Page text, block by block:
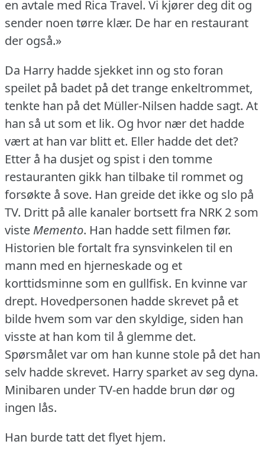
en avtale med Rica Travel. Vi kjører deg dit og
sender noen tørre klær. De har en restaurant
der også.»
Da Harry hadde sjekket inn og sto foran
speilet på badet på det trange enkeltrommet,
tenkte han på det Müller-Nilsen hadde sagt. At
han så ut som et lik. Og hvor nær det hadde
vært at han var blitt et. Eller hadde det det?
Etter å ha dusjet og spist i den tomme
restauranten gikk han tilbake til rommet og
forsøkte å sove. Han greide det ikke og slo på
TV. Dritt på alle kanaler bortsett fra NRK 2 som
viste Memento. Han hadde sett filmen før.
Historien ble fortalt fra synsvinkelen til en
mann med en hjerneskade og et
korttidsminne som en gullfisk. En kvinne var
drept. Hovedpersonen hadde skrevet på et
bilde hvem som var den skyldige, siden han
visste at han kom til å glemme det.
Spørsmålet var om han kunne stole på det han
selv hadde skrevet. Harry sparket av seg dyna.
Minibaren under TV-en hadde brun dør og
ingen lås.
Han burde tatt det flyet hjem.